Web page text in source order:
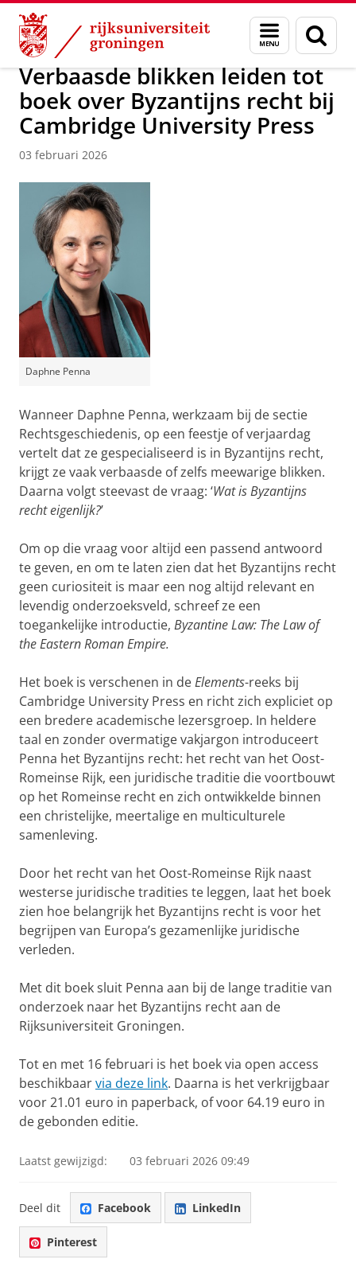
Skip
Content
Skip
Navigation
Menu
en
zoeken
Over ons Nieuwsarchief
Verbaasde blikken leiden tot
boek over Byzantijns recht bij
Cambridge University Press
03 februari 2026
Daphne Penna
Wanneer Daphne Penna, werkzaam bij de sectie
Rechtsgeschiedenis, op een feestje of verjaardag
vertelt dat ze gespecialiseerd is in Byzantijns recht,
krijgt ze vaak verbaasde of zelfs meewarige blikken.
Daarna volgt steevast de vraag: ‘Wat is Byzantijns
recht eigenlijk?’
Om op die vraag voor altijd een passend antwoord
te geven, en om te laten zien dat het Byzantijns recht
geen curiositeit is maar een nog altijd relevant en
levendig onderzoeksveld, schreef ze een
toegankelijke introductie, Byzantine Law: The Law of
the Eastern Roman Empire.
Het boek is verschenen in deElements-reeks bij
Cambridge University Press en richt zich expliciet op
een bredere academische lezersgroep. In heldere
taal en zonder overmatige vakjargon introduceert
Penna het Byzantijns recht: het recht van het Oost-
Romeinse Rijk, een juridische traditie die voortbouwt
op het Romeinse recht en zich ontwikkelde binnen
een christelijke, meertalige en multiculturele
samenleving.
Door het recht van het Oost-Romeinse Rijk naast
westerse juridische tradities te leggen, laat het boek
zien hoe belangrijk het Byzantijns recht is voor het
begrijpen van Europa’s gezamenlijke juridische
verleden.
Met dit boek sluit Penna aan bij de lange traditie van
onderzoek naar het Byzantijns recht aan de
Rijksuniversiteit Groningen.
Tot en met 16 februari is het boek via open access
beschikbaarvia deze link. Daarna is het verkrijgbaar
voor 21.01 euro in paperback, of voor 64.19 euro in
de gebonden editie.
Laatst gewijzigd: 03 februari 2026 09:49
Deel dit Facebook LinkedIn
Pinterest